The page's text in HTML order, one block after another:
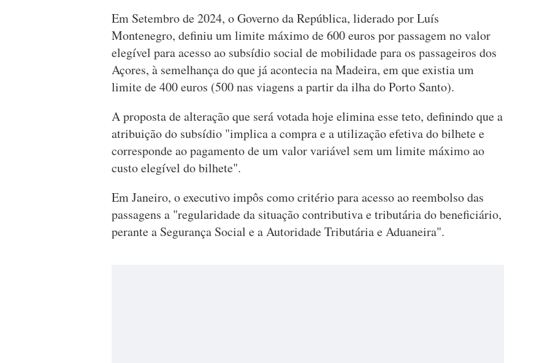
Em Setembro de 2024, o Governo da República, liderado por Luís
Montenegro, definiu um limite máximo de 600 euros por passagem no valor
elegível para acesso ao subsídio social de mobilidade para os passageiros dos
Açores, à semelhança do que já acontecia na Madeira, em que existia um
limite de 400 euros (500 nas viagens a partir da ilha do Porto Santo).
A proposta de alteração que será votada hoje elimina esse teto, definindo que a
atribuição do subsídio "implica a compra e a utilização efetiva do bilhete e
corresponde ao pagamento de um valor variável sem um limite máximo ao
custo elegível do bilhete".
Em Janeiro, o executivo impôs como critério para acesso ao reembolso das
passagens a "regularidade da situação contributiva e tributária do beneficiário,
perante a Segurança Social e a Autoridade Tributária e Aduaneira".